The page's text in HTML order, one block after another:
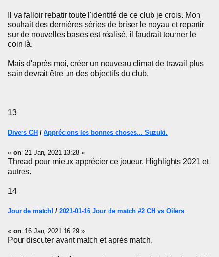
Il va falloir rebatir toute l'identité de ce club je crois. Mon
souhait des dernières séries de briser le noyau et repartir
sur de nouvelles bases est réalisé, il faudrait tourner le
coin là.
Mais d'après moi, créer un nouveau climat de travail plus
sain devrait être un des objectifs du club.
13
Divers CH / Apprécions les bonnes choses... Suzuki.
« on: 21 Jan, 2021 13:28 »
Thread pour mieux apprécier ce joueur. Highlights 2021 et
autres.
14
Jour de match! / 2021-01-16 Jour de match #2 CH vs Oilers
« on: 16 Jan, 2021 16:29 »
Pour discuter avant match et après match.